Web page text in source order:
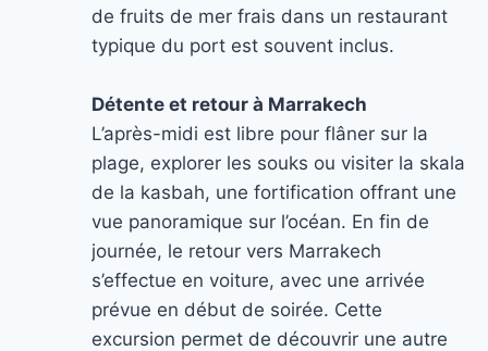
de fruits de mer frais dans un restaurant
typique du port est souvent inclus.
Détente et retour à Marrakech
L’après-midi est libre pour flâner sur la
plage, explorer les souks ou visiter la skala
de la kasbah, une fortification offrant une
vue panoramique sur l’océan. En fin de
journée, le retour vers Marrakech
s’effectue en voiture, avec une arrivée
prévue en début de soirée. Cette
excursion permet de découvrir une autre